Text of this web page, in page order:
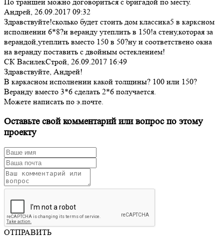
Андрей, 26.09.2017 09:32
Здравствуйте!сколько будет стоить дом классика5 в карксном
исполнении 6*8?и веранду утеплить в 150!а стену,которая за
верандой,утеплить вместо 150 в 50?ну и соответствено окна
на веранду поставить с двойным остеклением!
СК ВасилекСтрой, 26.09.2017 16:49
Здравствуйте, Андрей!
В каркасном исполнении какой толщины? 100 или 150?
Веранду вместо 3*6 сделать 2*6 получается.
Можете написать по э.почте.
Оставьте свой комментарий или вопрос по этому
проекту
ОТПРАВИТЬ